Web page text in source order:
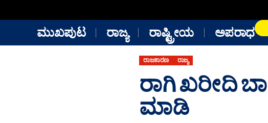
ಮುಖಪುಟ ರಾಜ್ಯ ರಾಷ್ಟ್ರೀಯ ಅಪರಾಧ
ರಾಜಕಾರಣ ರಾಜ್ಯ
ರಾಗಿ ಖರೀದಿ
ಮಾಡಿ